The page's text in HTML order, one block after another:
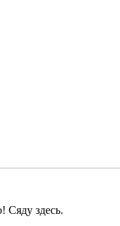
Сяду здесь.